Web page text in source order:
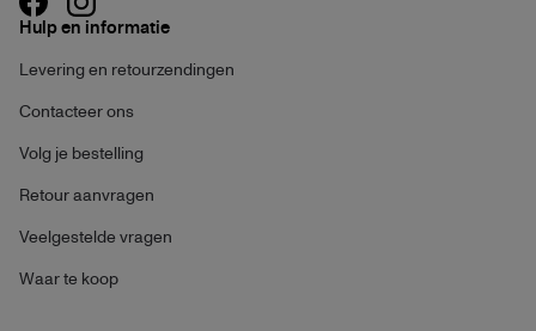
Hulp en informatie
Levering en retourzendingen
Contacteer ons
Volg je bestelling
Retour aanvragen
Veelgestelde vragen
Waar te koop